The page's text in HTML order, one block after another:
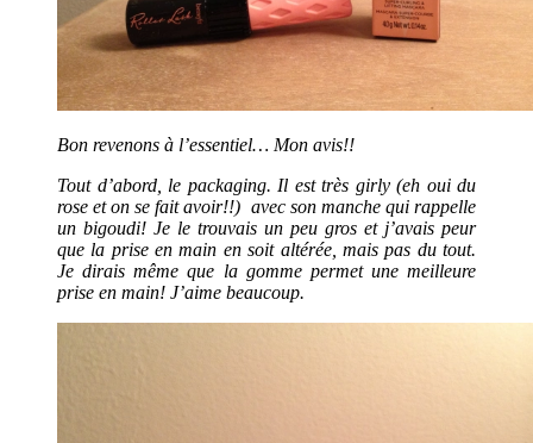
Bon revenons à l’essentiel… Mon avis!!
Tout d’abord, le packaging. Il est très girly (eh oui du
rose et on se fait avoir!!) avec son manche qui rappelle
un bigoudi! Je le trouvais un peu gros et j’avais peur
que la prise en main en soit altérée, mais pas du tout.
Je dirais même que la gomme permet une meilleure
prise en main! J’aime beaucoup.